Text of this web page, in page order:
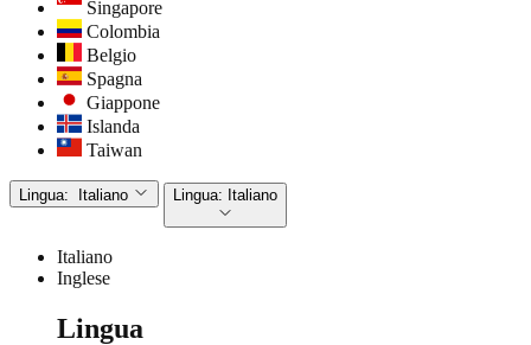
Singapore
Colombia
Belgio
Spagna
Giappone
Islanda
Taiwan
Lingua: Italiano Lingua: Italiano
Italiano
Inglese
Lingua